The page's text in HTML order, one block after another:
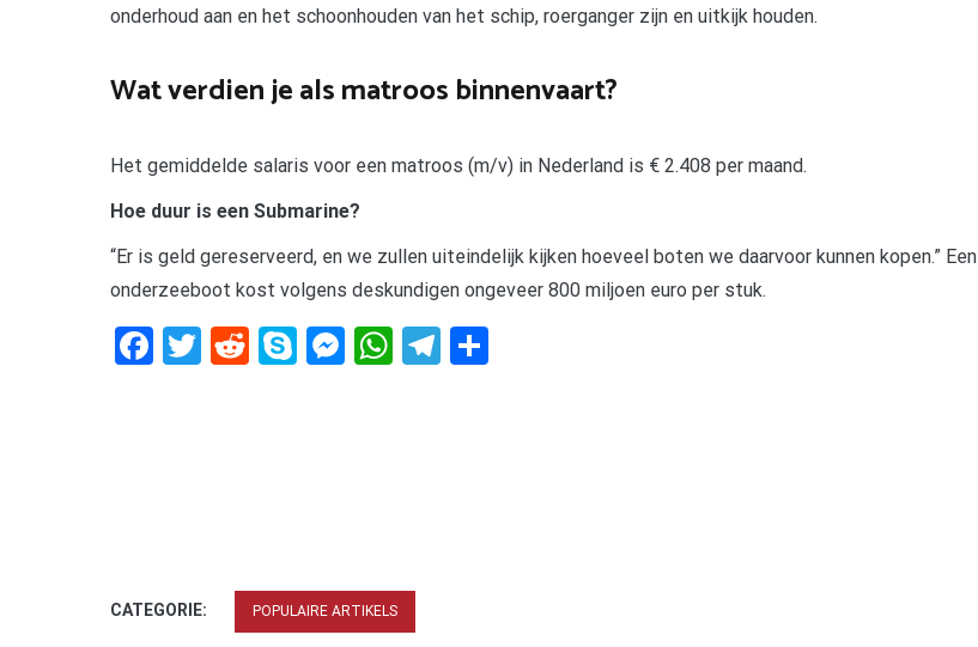
onderhoud aan en het schoonhouden van het schip, roerganger zijn en uitkijk houden.
Wat verdien je als matroos binnenvaart?
Het gemiddelde salaris voor een matroos (m/v) in Nederland is € 2.408 per maand.
Hoe duur is een Submarine?
“Er is geld gereserveerd, en we zullen uiteindelijk kijken hoeveel boten we daarvoor kunnen kopen.” Een
onderzeeboot kost volgens deskundigen ongeveer 800 miljoen euro per stuk.
Facebook
Twitter
RedditSkypeMessenger
WhatsApp
Telegram
CATEGORIE: POPULAIRE ARTIKELS